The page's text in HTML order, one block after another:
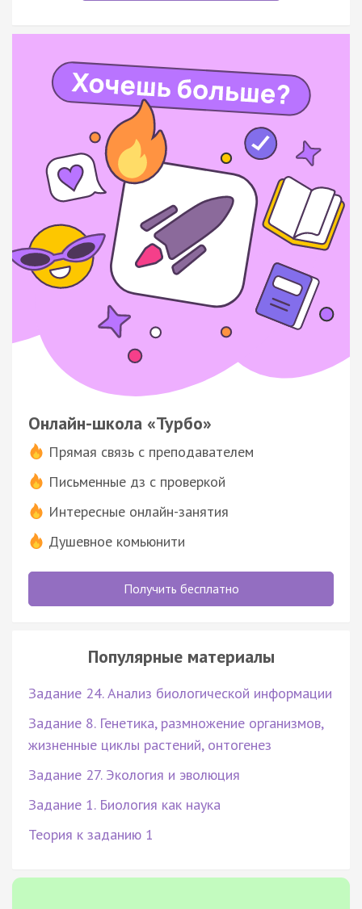
Онлайн-школа «Турбо»
Прямая связь с преподавателем
Письменные дз с проверкой
Интересные онлайн-занятия
Душевное комьюнити
Получить бесплатно
Популярные материалы
Задание 24. Анализ биологической информации
Задание 8. Генетика, размножение организмов,
жизненные циклы растений, онтогенез
Задание 27. Экология и эволюция
Задание 1. Биология как наука
Теория к заданию 1